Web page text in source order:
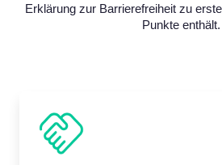
Erklärung zur Barrierefreiheit zu
Punkte enthält.